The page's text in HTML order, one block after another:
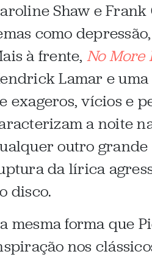
Shaw e
como
à frente, No More
Lamar e
exageros, vícios e
a noite
outro
da lírica
disco.
mesma forma que
nos